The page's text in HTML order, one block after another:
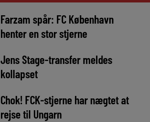
Farzam spår: FC København
henter en stor stjerne
Jens Stage-transfer meldes
kollapset
Chok! FCK-stjerne har nægtet at
rejse til Ungarn